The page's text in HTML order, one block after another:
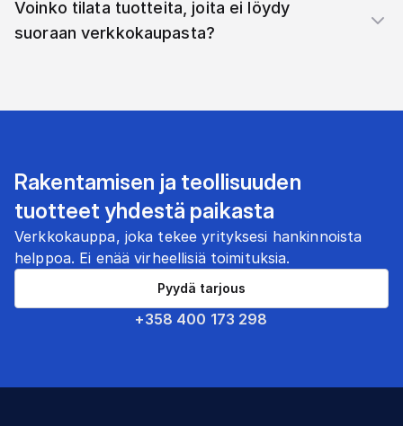
Voinko tilata tuotteita, joita ei löydy
suoraan verkkokaupasta?
Rakentamisen ja teollisuuden
tuotteet yhdestä paikasta
Verkkokauppa, joka tekee yrityksesi hankinnoista
helppoa. Ei enää virheellisiä toimituksia.
+358 400 173 298
Pyydä tarjous